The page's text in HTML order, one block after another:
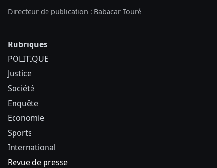
Directeur de publication : Babacar Touré
Rubriques
POLITIQUE
Justice
Société
Enquête
Economie
Sports
International
Revue de presse